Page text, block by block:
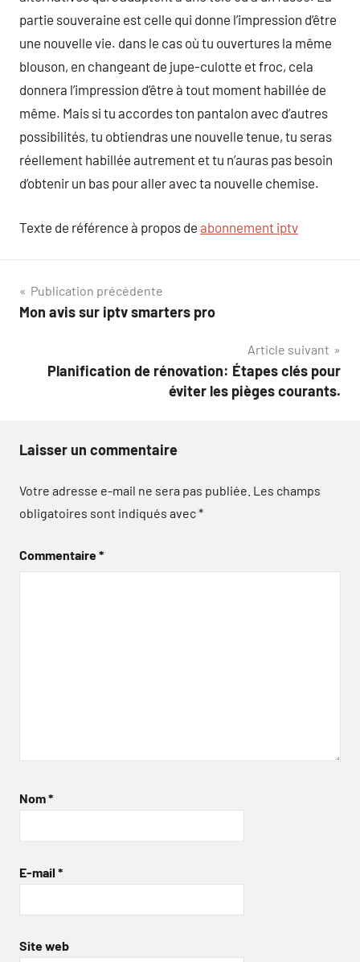
partie souveraine est celle qui donne l’impression d’être
une nouvelle vie. dans le cas où tu ouvertures la même
blouson, en changeant de jupe-culotte et froc, cela
donnera l’impression d’être à tout moment habillée de
même. Mais si tu accordes ton pantalon avec d’autres
possibilités, tu obtiendras une nouvelle tenue, tu seras
réellement habillée autrement et tu n’auras pas besoin
d’obtenir un bas pour aller avec ta nouvelle chemise.
Texte de référence à propos de abonnement iptv
Navigation
de
Publication précédente
Mon avis sur iptv smarters pro
Article suivant
Planification de rénovation: Étapes clés pour
éviter les pièges courants.
Laisser un commentaire
Votre adresse e-mail ne sera pas publiée. Les champs
obligatoires sont indiqués avec*
Commentaire*
Nom*
E-mail *
Site web